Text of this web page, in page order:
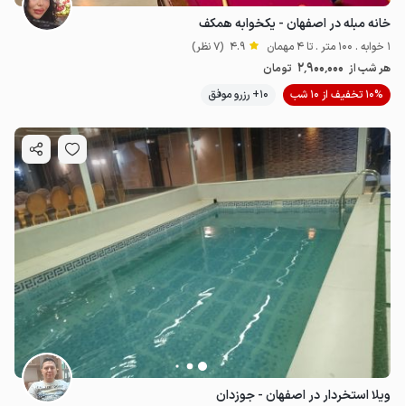
خانه مبله در اصفهان - یکخوابه همکف
1 خوابه . 100 متر . تا 4 مهمان 4.9 (7 نظر)
هر شب از 2٬900٬000 تومان
10% تخفیف از 10 شب
10+ رزرو موفق
ویلا استخردار در اصفهان - جوزدان